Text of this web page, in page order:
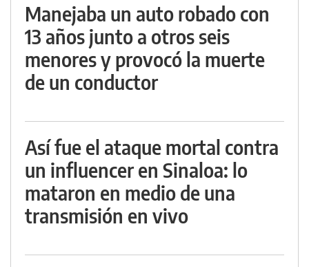
Manejaba un auto robado con
13 años junto a otros seis
menores y provocó la muerte
de un conductor
Así fue el ataque mortal contra
un influencer en Sinaloa: lo
mataron en medio de una
transmisión en vivo